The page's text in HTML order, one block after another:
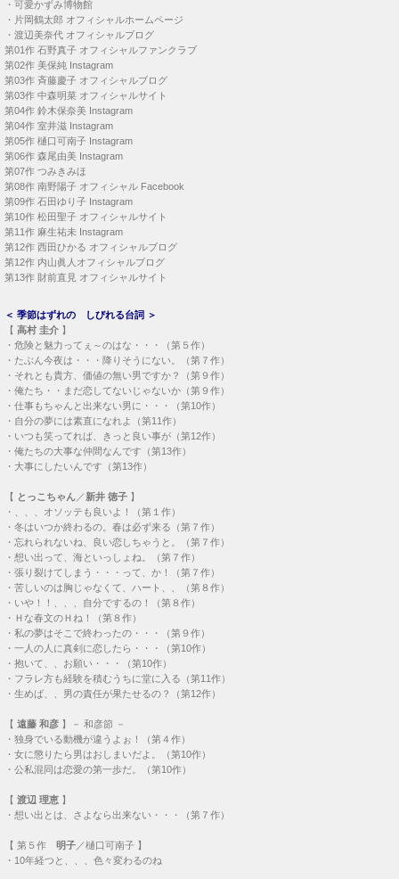
・ 可愛かずみ博物館
・ 片岡鶴太郎 オフィシャルホームページ
・ 渡辺美奈代 オフィシャルブログ
第01作 石野真子 オフィシャルファンクラブ
第02作 美保純 Instagram
第03作 斉藤慶子 オフィシャルブログ
第03作 中森明菜 オフィシャルサイト
第04作 鈴木保奈美 Instagram
第04作 室井滋 Instagram
第05作 樋口可南子 Instagram
第06作 森尾由美 Instagram
第07作 つみきみほ
第08作 南野陽子 オフィシャル Facebook
第09作 石田ゆり子 Instagram
第10作 松田聖子 オフィシャルサイト
第11作 麻生祐未 Instagram
第12作 西田ひかる オフィシャルブログ
第12作 内山眞人オフィシャルブログ
第13作 財前直見 オフィシャルサイト
＜ 季節はずれの しびれる台詞 ＞
【 高村 圭介 】
・ 危険と魅力ってぇ～のはな・・・（第５作）
・ たぶん今夜は・・・降りそうにない。（第７作）
・ それとも貴方、価値の無い男ですか？（第９作）
・ 俺たち・・まだ恋してないじゃないか（第９作）
・ 仕事もちゃんと出来ない男に・・・（第10作）
・ 自分の夢には素直になれよ（第11作）
・ いつも笑ってれば、きっと良い事が（第12作）
・ 俺たちの大事な仲間なんです（第13作）
・ 大事にしたいんです（第13作）
【 とっこちゃん ／新井 徳子 】
・
、、、オソッテも良いよ！（第１作）
・ 冬はいつか終わるの。春は必ず来る（第７作）
・ 忘れられないね、良い恋しちゃうと。（第７作）
・ 想い出って、海といっしょね。（第７作）
・ 張り裂けてしまう・・・って、か！（第７作）
・ 苦しいのは胸じゃなくて、ハート、、（第８作）
・ いや！！、、、自分でするの！（第８作）
・ Ｈな春文のＨね！（第８作）
・ 私の夢はそこで終わったの・・・（第９作）
・ 一人の人に真剣に恋したら・・・（第10作）
・ 抱いて、、お願い・・・（第10作）
・ フラレ方も経験を積むうちに堂に入る（第11作）
・ 生めば、、男の責任が果たせるの？（第12作）
【 遠藤 和彦 】－ 和彦節 －
・ 独身でいる動機が違うよぉ！（第４作）
・ 女に懲りたら男はおしまいだよ。（第10作）
・ 公私混同は恋愛の第一歩だ。（第10作）
【 渡辺 理恵 】
・ 想い出とは、さよなら出来ない・・・（第７作）
【 第５作 明子 ／樋口可南子 】
・ 10年経つと、、、色々変わるのね